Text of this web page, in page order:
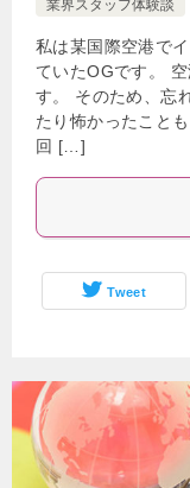
業界スタッフ体験談
私は某国際空港で
ていたOGです。
す。 そのため、忘
たり怖かったこと
回 […]
Tweet